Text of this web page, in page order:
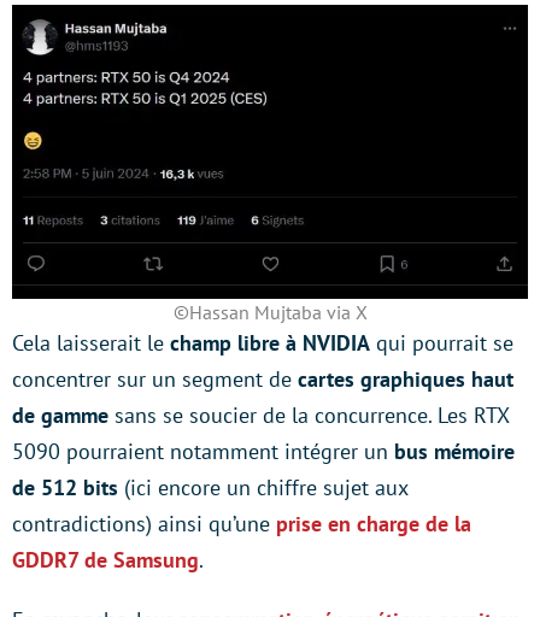
©Hassan Mujtaba via X
Cela laisserait le champ libre à NVIDIA qui pourrait se
concentrer sur un segment de cartes graphiques haut
de gamme sans se soucier de la concurrence. Les RTX
5090 pourraient notamment intégrer un bus mémoire
de 512 bits (ici encore un chiffre sujet aux
contradictions) ainsi qu’une prise en charge de la
GDDR7 de Samsung.